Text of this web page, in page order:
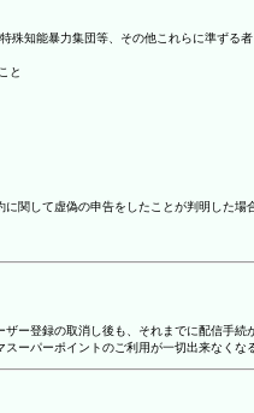
知能暴力集団等、その他これらに準ず
と
して虚偽の申告をしたことが判明した
登録の取消し後も、それまでに配信手続
パーポイントのご利用が一切出来なくな